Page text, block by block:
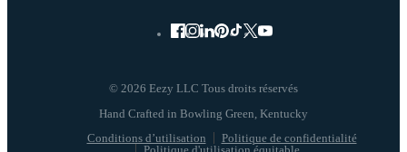
© 2026 Eezy LLC Tous droits réservés
Conditions d’utilisation
Politique de confidentialité